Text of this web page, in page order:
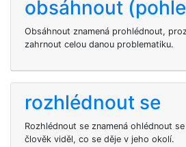
obsáhnout
Obsáhnout znamená prohlédnout,
zahrnout celou danou problematiku.
rozhlédnout se
Rozhlédnout se znamená ohlédnout
člověk viděl, co se děje v jeho okolí.